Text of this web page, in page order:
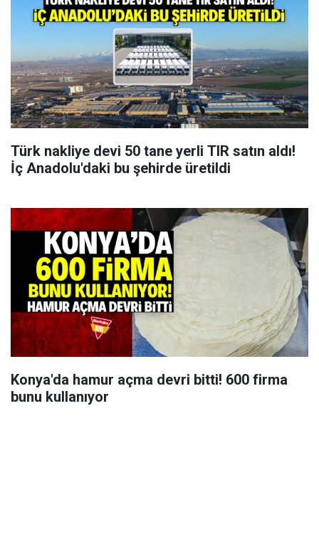
Türk nakliye devi 50 tane yerli TIR satın aldı!
İç Anadolu'daki bu şehirde üretildi
Konya'da hamur açma devri bitti! 600 firma
bunu kullanıyor